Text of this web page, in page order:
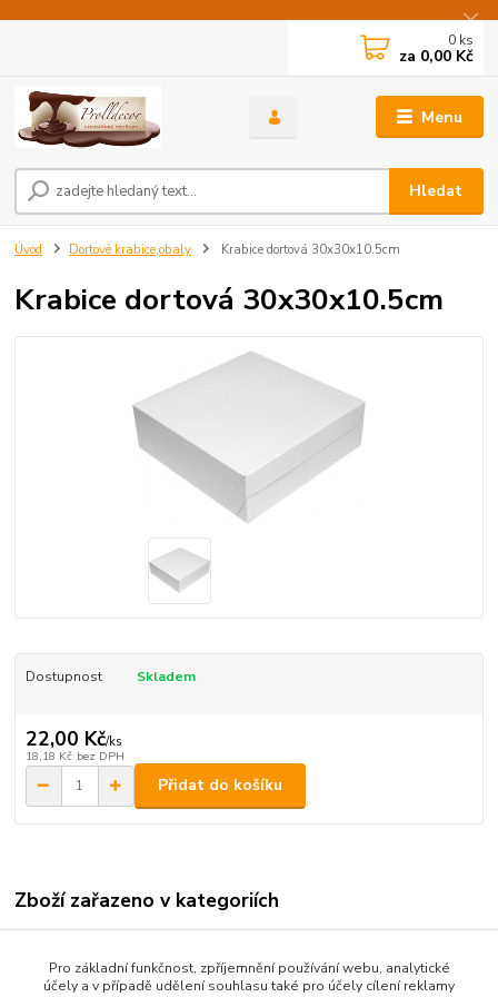
Menu
Hledat
0 ks
za 0,00 Kč
Úvod Dortové krabice,obaly Krabice dortová 30x30x10.5cm
Krabice dortová 30x30x10.5cm
Dostupnost Skladem
22,00 Kč/ks
18,18 Kč bez DPH
Přidat do košíku
Zboží zařazeno v kategoriích
Pro základní funkčnost, zpříjemnění používání webu, analytické
účely a v případě udělení souhlasu také pro účely cílení reklamy